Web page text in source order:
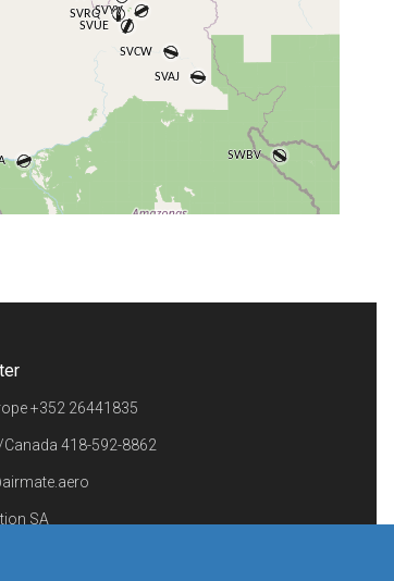
OpenStreetMapcontributors.
+352 26441835
Canada 418-592-8862
SA